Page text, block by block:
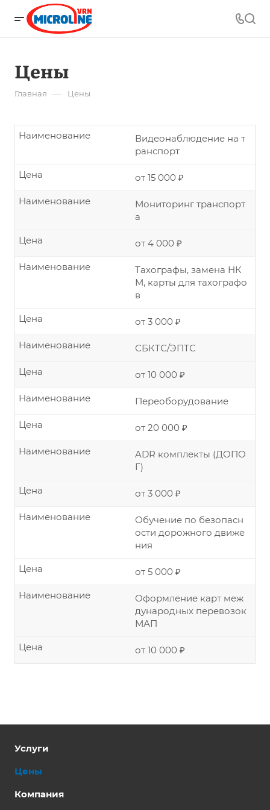
Цены
Главная — Цены
Видеонаблюдение на т
ранспорт
Наименование
от 15 000 ₽
Цена
Мониторинг транспорт
а
Наименование
от 4 000 ₽
Цена
Тахографы, замена НК
М, карты для тахографо
в
Наименование
от 3 000 ₽
Цена
СБКТС/ЭПТС
Наименование
от 10 000 ₽
Цена
Переоборудование
Наименование
от 20 000 ₽
Цена
ADR комплекты (ДОПО
Г)
Наименование
от 3 000 ₽
Цена
Обучение по безопасн
ости дорожного движе
ния
Наименование
от 5 000 ₽
Цена
Оформление карт меж
дународных перевозок
МАП
Наименование
от 10 000 ₽
Цена
Услуги
Цены
Компания